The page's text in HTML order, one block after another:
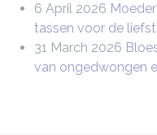
6 April 2026
tassen voor de
31 March 2026
van ongedwongen